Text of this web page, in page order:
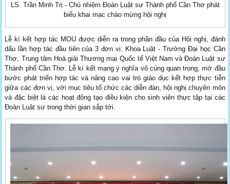
LS. Trần Minh Trị - Chủ nhiệm Đoàn Luật sư Thành phố Cần Thơ phát
biểu khai mạc chào mừng hội nghị
Lễ kí kết hợp tác MOU được diễn ra trong phần đầu của Hội nghị, đánh
dấu lần hợp tác đầu tiên của 3 đơn vị: Khoa Luật - Trường Đại học Cần
Thơ, Trung tâm Hoà giải Thương mại Quốc tế Việt Nam và Đoàn Luật sư
Thành phố Cần Thơ. Lễ kí kết mang ý nghĩa vô cùng quan trọng, mở đầu
bước phát triển hợp tác và nâng cao vai trò giáo dục kết hợp thực tiễn
giữa các đơn vị, với mục tiêu tổ chức các diễn đàn, hội nghị chuyên môn
và đặc biệt là các hoạt động tạo điều kiện cho sinh viên thực tập tại các
Đoàn Luật sư trong thời gian sắp tới.